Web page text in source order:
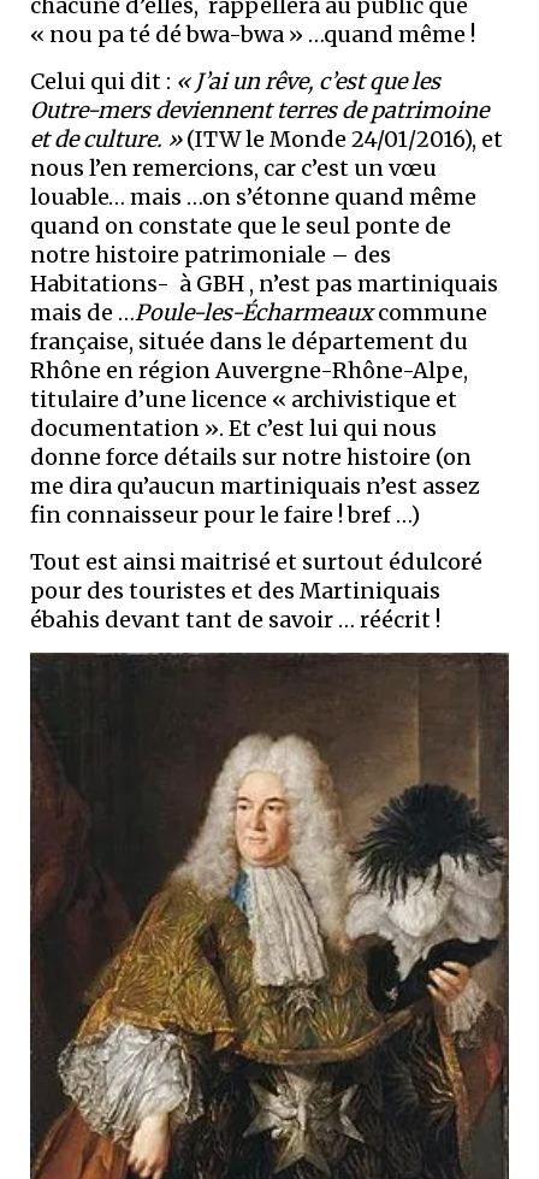
« nou pa té dé bwa-bwa » …quand même !
Celui qui dit : « J’ai un rêve, c’est que les
Outre-mers deviennent terres de patrimoine
et de culture. »(ITW le Monde 24/01/2016), et
nous l’en remercions, car c’est un vœu
louable… mais …on s’étonne quand même
quand on constate que le seul ponte de
notre histoire patrimoniale – des
Habitations- à GBH , n’est pas martiniquais
mais de …Poule-les-Écharmeauxcommune
française, située dans le département du
Rhône en région Auvergne-Rhône-Alpe,
titulaire d’une licence « archivistique et
documentation ». Et c’est lui qui nous
donne force détails sur notre histoire (on
me dira qu’aucun martiniquais n’est assez
fin connaisseur pour le faire ! bref …)
Tout est ainsi maitrisé et surtout édulcoré
pour des touristes et des Martiniquais
ébahis devant tant de savoir … réécrit !